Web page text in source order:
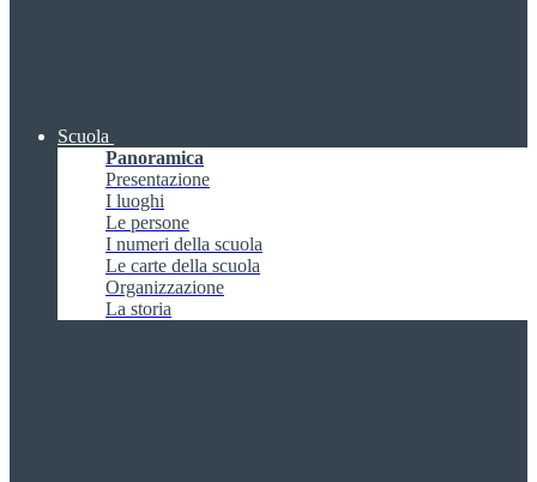
Scuola
Panoramica
Presentazione
I luoghi
Le persone
I numeri della scuola
Le carte della scuola
Organizzazione
La storia